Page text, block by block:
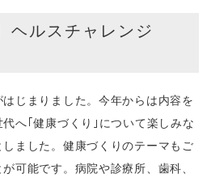
ヘルスチャレンジ
じまりました。今年からは内容を
へ｢健康づくり｣について楽しみな
ました。健康づくりのテーマもご
可能です。病院や診療所、歯科、